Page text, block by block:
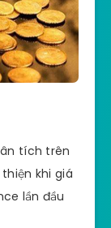
tích trên
khi giá
lần đầu